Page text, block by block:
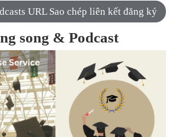
URL Sao chép liên kết đăng ký
song & Podcast